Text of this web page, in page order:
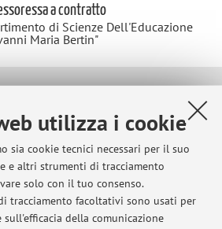
utilizza i cookie
sia cookie tecnici necessari per il suo
e altri strumenti di tracciamento
solo con il tuo consenso.
tracciamento facoltativi sono usati per
della comunicazione
a contratto
di Scienze Dell'Educazione
Maria Bertin"
contenuti.
Ultimi avvisi